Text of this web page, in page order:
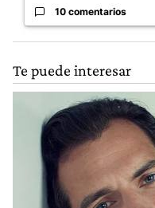
10 comentarios